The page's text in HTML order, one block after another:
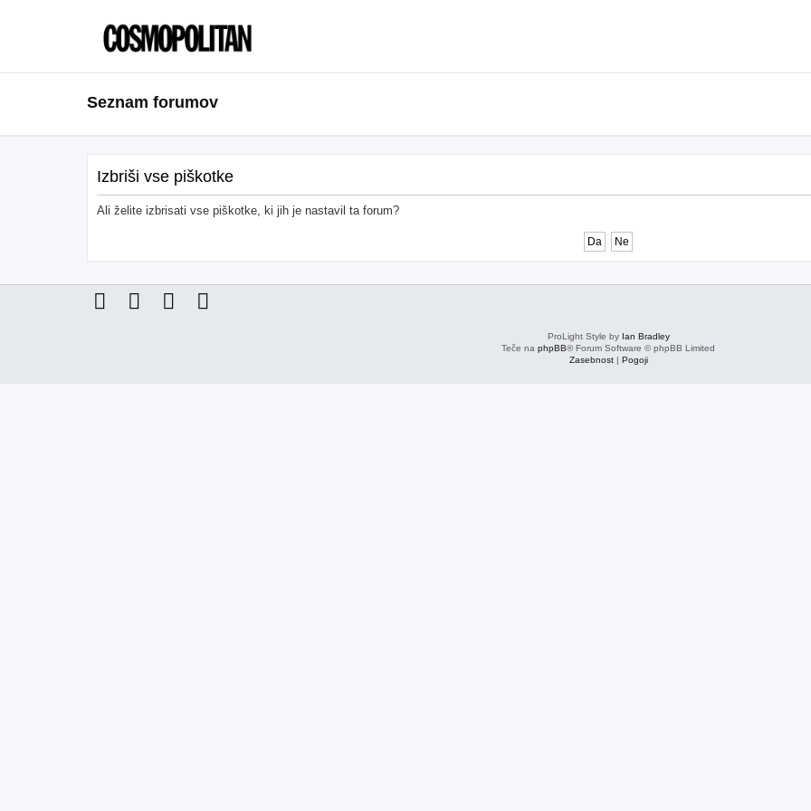
Seznam forumov
Izbriši vse piškotke
Ali želite izbrisati vse piškotke, ki jih je nastavil ta forum?
ProLight Style by Ian Bradley
Teče na phpBB® Forum Software © phpBB Limited
Zasebnost| Pogoji